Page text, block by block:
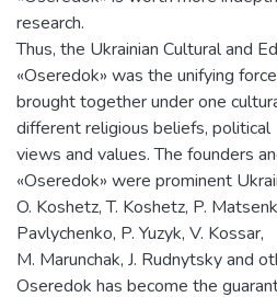
research.
Thus, the Ukrainian Cultural and
«Oseredok» was the unifying
brought together under one
different religious beliefs, political
views and values. The founders
«Oseredok» were prominent
O. Koshetz, T. Koshetz, P.
Pavlychenko, P. Yuzyk, V. Kossar,
M. Marunchak, J. Rudnytsky and
Oseredok has become the